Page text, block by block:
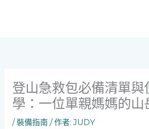
登山急救包必備清單與
學：一位單親媽媽的山
/裝備指南 / 作者:JUDY